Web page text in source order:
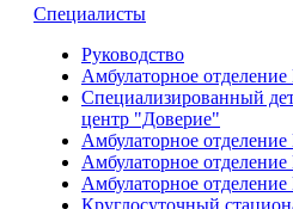
Специалисты
Руководство
Амбулаторное
Специализированный
центр "Доверие"
Амбулаторное
Амбулаторное
Амбулаторное
Круглосуточный